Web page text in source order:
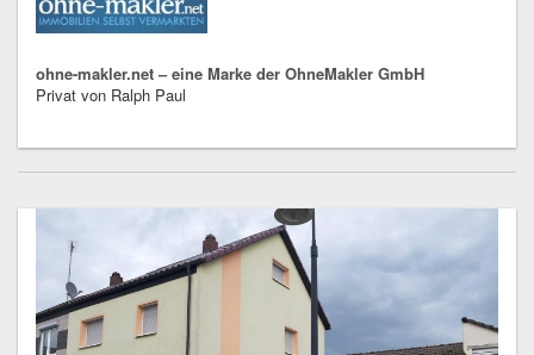
ohne-makler.net – eine Marke der OhneMakler GmbH
Privat von Ralph Paul